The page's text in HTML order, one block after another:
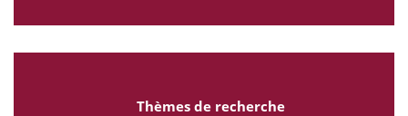
Thèmes de recherche